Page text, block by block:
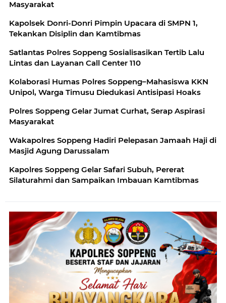
Masyarakat
Kapolsek Donri-Donri Pimpin Upacara di SMPN 1,
Tekankan Disiplin dan Kamtibmas
Satlantas Polres Soppeng Sosialisasikan Tertib Lalu
Lintas dan Layanan Call Center 110
Kolaborasi Humas Polres Soppeng–Mahasiswa KKN
Unipol, Warga Timusu Diedukasi Antisipasi Hoaks
Polres Soppeng Gelar Jumat Curhat, Serap Aspirasi
Masyarakat
Wakapolres Soppeng Hadiri Pelepasan Jamaah Haji di
Masjid Agung Darussalam
Kapolres Soppeng Gelar Safari Subuh, Pererat
Silaturahmi dan Sampaikan Imbauan Kamtibmas